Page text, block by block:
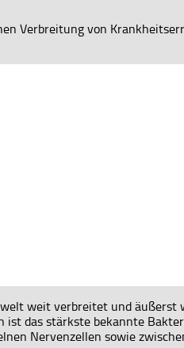
Verbreitung von
weit verbreitet und
das stärkste bekannte
Nervenzellen sowie